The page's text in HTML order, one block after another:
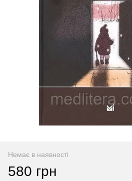
Немає в наявності
580 грн